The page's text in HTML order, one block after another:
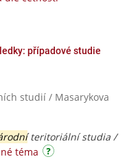
případové studie
studií / Masarykova
teritoriální studia /
téma